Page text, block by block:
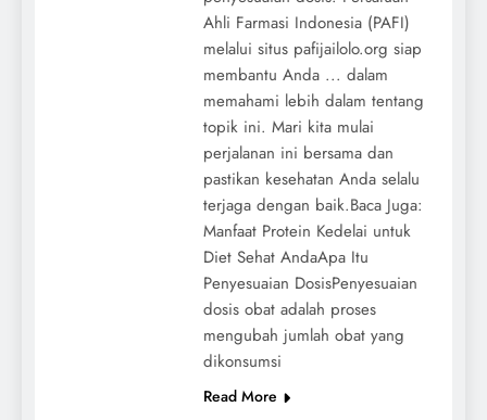
Ahli Farmasi Indonesia (PAFI)
melalui situs pafijailolo.org siap
membantu Anda ... dalam
memahami lebih dalam tentang
topik ini. Mari kita mulai
perjalanan ini bersama dan
pastikan kesehatan Anda selalu
terjaga dengan baik.Baca Juga:
Manfaat Protein Kedelai untuk
Diet Sehat AndaApa Itu
Penyesuaian DosisPenyesuaian
dosis obat adalah proses
mengubah jumlah obat yang
dikonsumsi
Read More